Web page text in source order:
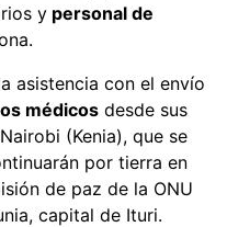
y personal de
asistencia con el envío
médicos desde sus
(Kenia), que se
por tierra en
de paz de la ONU
capital de Ituri.